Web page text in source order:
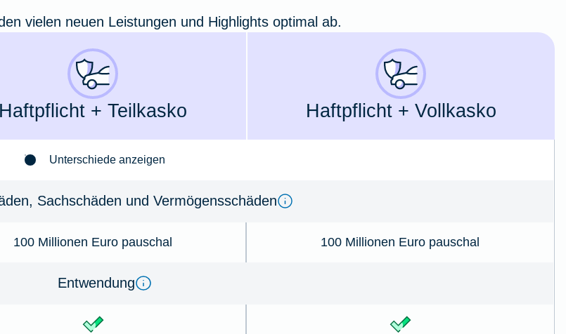
vielen neuen Leistungen und Highlights optimal ab.
Haft­pflicht + Teil­kasko Haft­pflicht + Voll­kasko
Unterschiede anzeigen
Sachschäden und Ver­mö­gens­schä­den
100 Millionen Euro pauschal 100 Millionen Euro pauschal
Ent­wen­dung